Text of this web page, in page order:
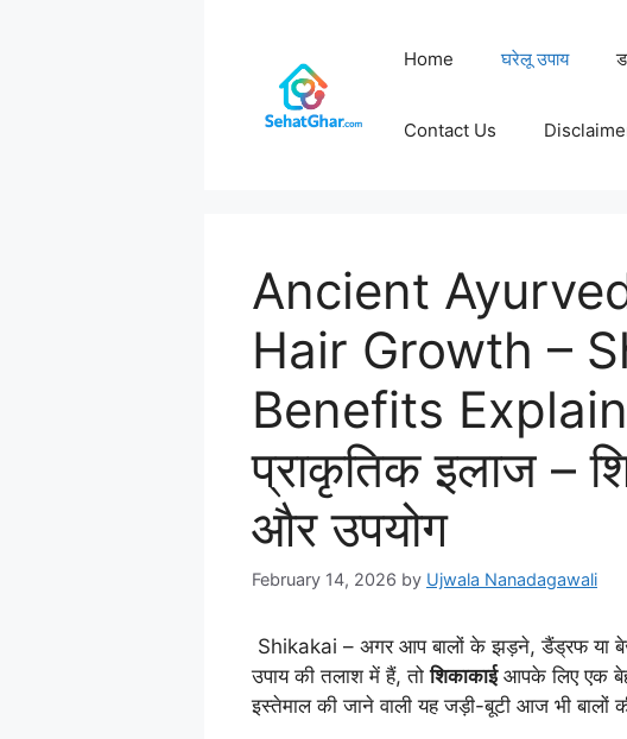
Home घरेलू उपाय
Contact Us
Ancient
Hair Growth –
Benefits
प्राकृतिक इलाज –
और उपयोग
February 14, 2026 by Ujwala Nanadagawali
Shikakai – अगर आप बालों के झड़ने, डैंड्रफ या
उपाय की तलाश में हैं, तोशिकाकाईआपके लिए एक
इस्तेमाल की जाने वाली यह जड़ी-बूटी आज भी बालों